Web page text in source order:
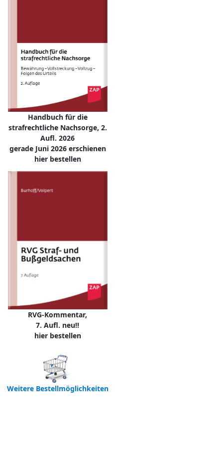
Handbuch für die
strafrechtliche Nachsorge, 2.
Aufl. 2026
gerade Juni 2026 erschienen
hier bestellen
RVG-Kommentar,
7. Aufl. neu!!
hier bestellen
Weitere Bestellmöglichkeiten